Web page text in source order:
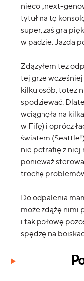
nieco „next-
tytuł na tę
super, zaś gra
w padzie. Jazda
Zdążyłem też
tej grze wcześniej
kilku osób, toteż
spodziewać.
wciągnęła na
w Fifę) i oprócz
światem
nie potrafię z niej
ponieważ
trochę
Do odpalenia
może zdążę nimi
i tak połowę
spędzę na